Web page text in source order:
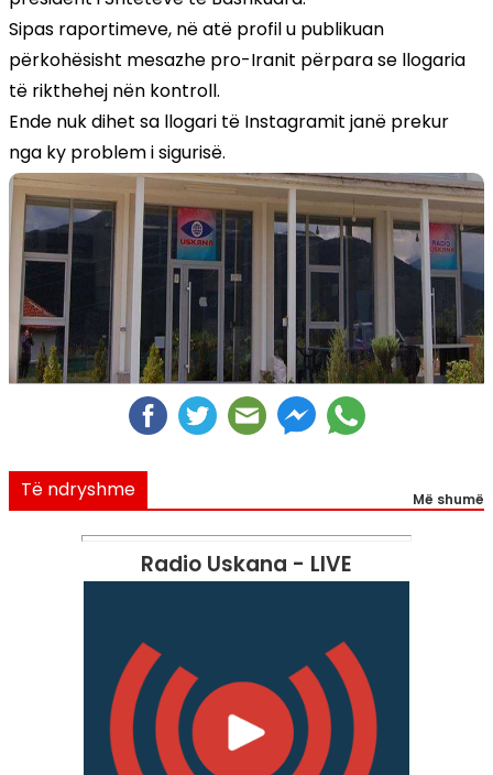
Sipas raportimeve, në atë profil u publikuan
përkohësisht mesazhe pro-Iranit përpara se llogaria
të rikthehej nën kontroll.
Ende nuk dihet sa llogari të Instagramit janë prekur
nga ky problem i sigurisë.
Të ndryshme Më shumë
Radio Uskana - LIVE